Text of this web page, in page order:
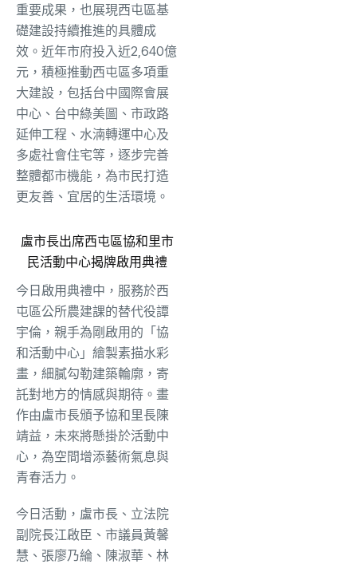
重要成果，也展現西屯區基
礎建設持續推進的具體成
效。近年市府投入近2,640億
元，積極推動西屯區多項重
大建設，包括台中國際會展
中心、台中綠美圖、市政路
延伸工程、水湳轉運中心及
多處社會住宅等，逐步完善
整體都市機能，為市民打造
更友善、宜居的生活環境。
盧市長出席西屯區協和里市
民活動中心揭牌啟用典禮
今日啟用典禮中，服務於西
屯區公所農建課的替代役譚
宇倫，親手為剛啟用的「協
和活動中心」繪製素描水彩
畫，細膩勾勒建築輪廓，寄
託對地方的情感與期待。畫
作由盧市長頒予協和里長陳
靖益，未來將懸掛於活動中
心，為空間增添藝術氣息與
青春活力。
今日活動，盧市長、立法院
副院長江啟臣、市議員黃馨
慧、張廖乃綸、陳淑華、林